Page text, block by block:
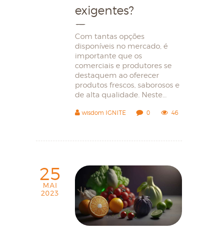
exigentes?
Com tantas opções
disponíveis no mercado, é
importante que os
comerciais e produtores se
destaquem ao oferecer
produtos frescos, saborosos e
de alta qualidade. Neste…
wisdom IGNITE 0 46
25
MAI
2023